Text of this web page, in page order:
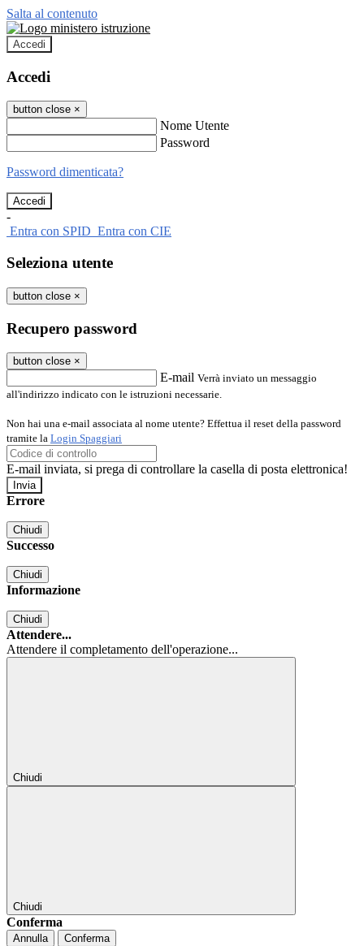
Salta al contenuto
Accedi
Accedi
button close ×
Nome Utente
Password
Password dimenticata?
-
Entra con SPID Entra con CIE
Seleziona utente
button close ×
Recupero password
button close ×
E-mail Verrà inviato un messaggio
all'indirizzo indicato con le istruzioni necessarie.
Non hai una e-mail associata al nome utente? Effettua il reset della password
tramite la Login Spaggiari
E-mail inviata, si prega di controllare la casella di posta elettronica!
Errore
Chiudi
Successo
Chiudi
Informazione
Chiudi
Attendere...
Attendere il completamento dell'operazione...
Chiudi
Chiudi
Conferma
Annulla Conferma